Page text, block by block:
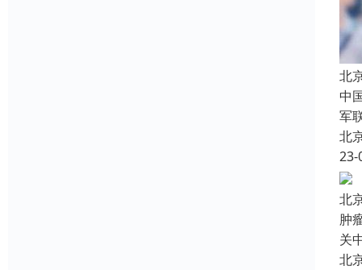
北
中
军
北
23-
北
肿
关
北